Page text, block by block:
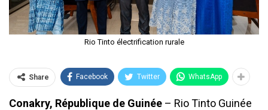
Rio Tinto électrification rurale
Share Facebook Twitter WhatsApp
Conakry, République de Guinée – Rio Tinto Guinée